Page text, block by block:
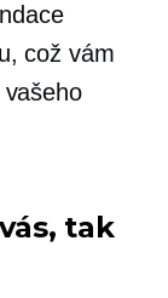
což vám
tak